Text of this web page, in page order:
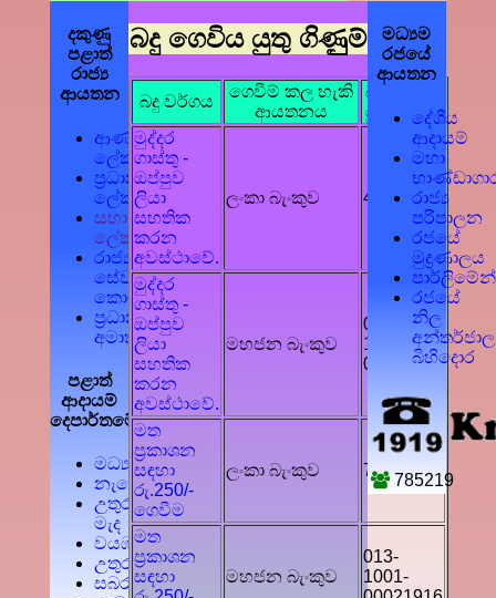
වේ.
දකුණු
පළාත්
රාජ්‍ය
ආයතන
ආණ්ඩුකාර
ලේකම්
ප්‍රධාන
ලේකම්
සභා
ලේකම්
රාජ්‍ය
සේවා
කොමිෂම
ප්‍රධාන
අමාත්‍ය
පළාත්
ආදායම්
දෙපාර්තමේන්තු
මධ්‍යම
නැගෙනහිර
උතුරු
මැද
වයඹ
උතුර
සබරගමුව
බදු ගෙවිය යුතු ගිණුුම්
බදු වර්ගය
ගෙවීම් කල හැකි
ආයතනය
බදු ගෙවිය
යුතු ගිණුුම්
මුද්දර
ගාස්තු -
ඔප්පුව
ලියා
සහතික
කරන
අවස්ථාවේ.
ලංකා බැංකුව 402478
මුද්දර
ගාස්තු -
ඔප්පුව
ලියා
සහතික
කරන
අවස්ථාවේ.
මහජන බැංකුව
013-
1001-
00021541
මත
ප්‍රකාශන
සඳහා
රු.250/-
ගෙවීම
ලංකා බැංකුව 72846484
මත
ප්‍රකාශන
සඳහා
මහජන බැංකුව
013-
1001-
මධ්‍යම
රජයේ
ආයතන
දේශීය
ආදායම්
මහා
රාජ්‍ය
පරිපාලන
රජයේ
මුද්‍රණාලය
රජයේ
නිල
අන්තර්ජාල
බිහිදොර
785219